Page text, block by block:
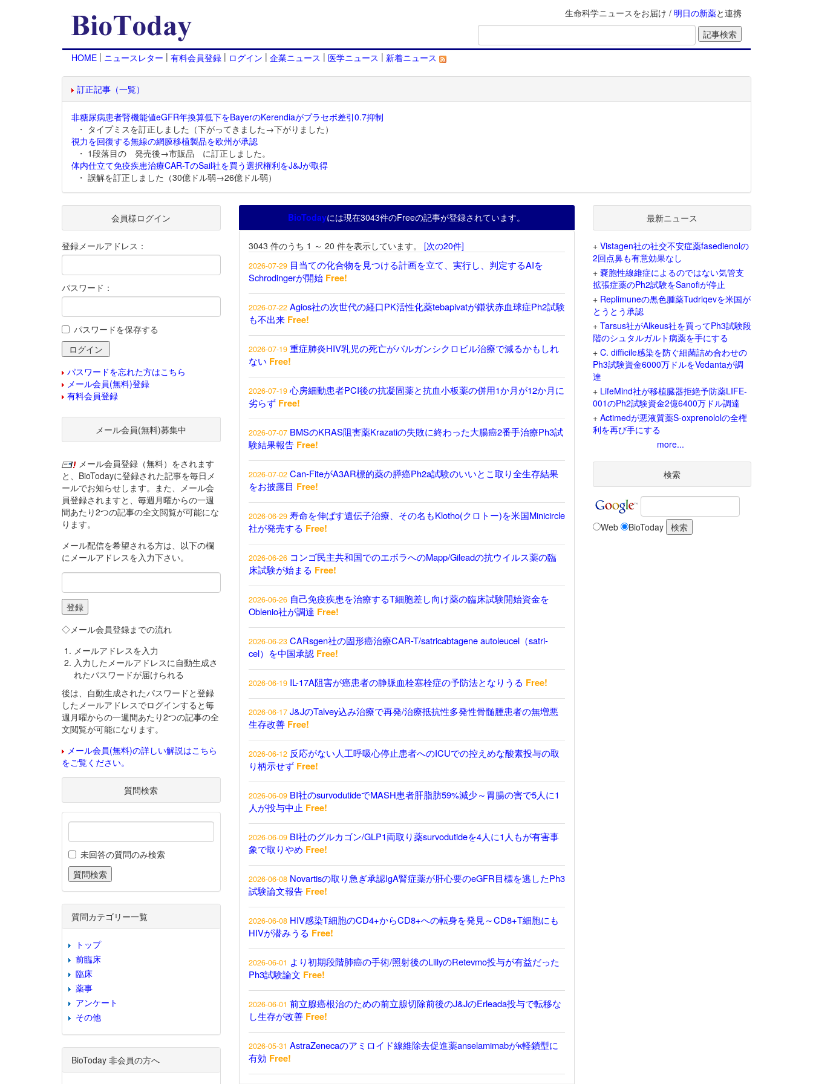
生命科学ニュースをお届け / 明日の新薬と連携
HOME | ニュースレター | 有料会員登録 | ログイン | 企業ニュース | 医学ニュース | 新着ニュース
訂正記事（一覧）
非糖尿病患者腎機能値eGFR年換算低下をBayerのKerendiaがプラセボ差引0.7抑制
・ タイプミスを訂正しました（下がってきました→下がりました）
視力を回復する無線の網膜移植製品を欧州が承認
・ 1段落目の 発売後→市販品 に訂正しました。
体内仕立て免疫疾患治療CAR-TのSail社を買う選択権利をJ&Jが取得
・ 誤解を訂正しました（30億ドル弱→26億ドル弱）
BioTodayには現在3043件のFreeの記事が登録されています。
3043 件のうち 1 ～ 20 件を表示しています。 [次の20件]
2026-07-29 目当ての化合物を見つける計画を立て、実行し、判定するAIを
Schrodingerが開始 Free!
2026-07-22 Agios社の次世代の経口PK活性化薬tebapivatが鎌状赤血球症Ph2試験
も不出来 Free!
2026-07-19 重症肺炎HIV乳児の死亡がバルガンシクロビル治療で減るかもしれ
ない Free!
2026-07-19 心房細動患者PCI後の抗凝固薬と抗血小板薬の併用1か月が12か月に
劣らず Free!
2026-07-07 BMSのKRAS阻害薬Krazatiの失敗に終わった大腸癌2番手治療Ph3試
験結果報告 Free!
2026-07-02 Can-FiteがA3AR標的薬の膵癌Ph2a試験のいいとこ取り全生存結果
をお披露目 Free!
2026-06-29 寿命を伸ばす遺伝子治療、その名もKlotho(クロトー)を米国Minicircle
社が発売する Free!
2026-06-26 コンゴ民主共和国でのエボラへのMapp/Gileadの抗ウイルス薬の臨
床試験が始まる Free!
2026-06-26 自己免疫疾患を治療するT細胞差し向け薬の臨床試験開始資金を
Oblenio社が調達 Free!
2026-06-23 CARsgen社の固形癌治療CAR-T/satricabtagene autoleucel（satri-
cel）を中国承認 Free!
2026-06-19 IL-17A阻害が癌患者の静脈血栓塞栓症の予防法となりうる Free!
2026-06-17 J&JのTalvey込み治療で再発/治療抵抗性多発性骨髄腫患者の無増悪
生存改善 Free!
2026-06-12 反応がない人工呼吸心停止患者へのICUでの控えめな酸素投与の取
り柄示せず Free!
2026-06-09 BI社のsurvodutideでMASH患者肝脂肪59%減少～胃腸の害で5人に1
人が投与中止 Free!
2026-06-09 BI社のグルカゴン/GLP1両取り薬survodutideを4人に1人もが有害事
象で取りやめ Free!
2026-06-08 Novartisの取り急ぎ承認IgA腎症薬が肝心要のeGFR目標を逃したPh3
試験論文報告 Free!
2026-06-08 HIV感染T細胞のCD4+からCD8+への転身を発見～CD8+T細胞にも
HIVが潜みうる Free!
2026-06-01 より初期段階肺癌の手術/照射後のLillyのRetevmo投与が有益だった
Ph3試験論文 Free!
2026-06-01 前立腺癌根治のための前立腺切除前後のJ&JのErleada投与で転移な
し生存が改善 Free!
2026-05-31 AstraZenecaのアミロイド線維除去促進薬anselamimabがκ軽鎖型に
有効 Free!
会員様ログイン
登録メールアドレス：
パスワード：
パスワードを保存する
パスワードを忘れた方はこちら
メール会員(無料)登録
有料会員登録
メール会員(無料)募集中
メール会員登録（無料）をされます
と、BioTodayに登録された記事を毎日メ
ールでお知らせします。また、メール会
員登録されますと、毎週月曜からの一週
間あたり2つの記事の全文閲覧が可能にな
ります。
メール配信を希望される方は、以下の欄
にメールアドレスを入力下さい。
◇メール会員登録までの流れ
メールアドレスを入力
入力したメールアドレスに自動生成さ
れたパスワードが届けられる
後は、自動生成されたパスワードと登録
したメールアドレスでログインすると毎
週月曜からの一週間あたり2つの記事の全
文閲覧が可能になります。
メール会員(無料)の詳しい解説はこちら
をご覧ください。
質問検索
未回答の質問のみ検索
質問カテゴリー一覧
トップ
前臨床
臨床
薬事
アンケート
その他
BioToday 非会員の方へ
最新ニュース
+ Vistagen社の社交不安症薬fasedienolの
2回点鼻も有意効果なし
+ 嚢胞性線維症によるのではない気管支
拡張症薬のPh2試験をSanofiが停止
+ Replimuneの黒色腫薬Tudriqevを米国が
とうとう承認
+ Tarsus社がAlkeus社を買ってPh3試験段
階のシュタルガルト病薬を手にする
+ C. difficile感染を防ぐ細菌詰め合わせの
Ph3試験資金6000万ドルをVedantaが調
達
+ LifeMind社が移植臓器拒絶予防薬LIFE-
001のPh2試験資金2億6400万ドル調達
+ Actimedが悪液質薬S-oxprenololの全権
利を再び手にする
more...
検索
Web BioToday